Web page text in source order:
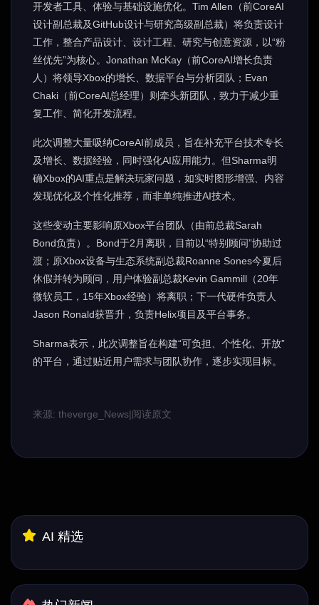
开发者工具、体验与基础设施优化。Tim Allen（前CoreAI
设计副总裁及GitHub设计与研究高级副总裁）将负责设计
工作，整合产品设计、设计工程、研究与创意资源，以“粉
丝优先”为核心。Jonathan McKay（前CoreAI增长负责
人）将领导Xbox的增长、数据平台与分析团队；Evan
Chaki（前CoreAI总经理）则牵头新团队，致力于减少重
复工作、简化开发流程。
此次调整大量吸纳CoreAI前成员，旨在补充平台技术专长
及增长、数据经验，同时强化AI应用能力。但Sharma明
确Xbox的AI重点是解决玩家问题，如实时图形增强、内容
发现优化及个性化推荐，而非单纯推进AI技术。
这些变动主要影响原Xbox平台团队（由前总裁Sarah
Bond负责）。Bond于2月离职，目前以“特别顾问”协助过
渡；原Xbox设备与生态系统副总裁Roanne Sones今夏后
休假并转为顾问，用户体验副总裁Kevin Gammill（20年
微软员工，15年Xbox经验）将离职；下一代硬件负责人
Jason Ronald获晋升，负责Helix项目及平台事务。
Sharma表示，此次调整旨在构建“可负担、个性化、开放”
的平台，通过贴近用户需求与团队协作，逐步实现目标。
来源: theverge_News|阅读原文
AI 精选